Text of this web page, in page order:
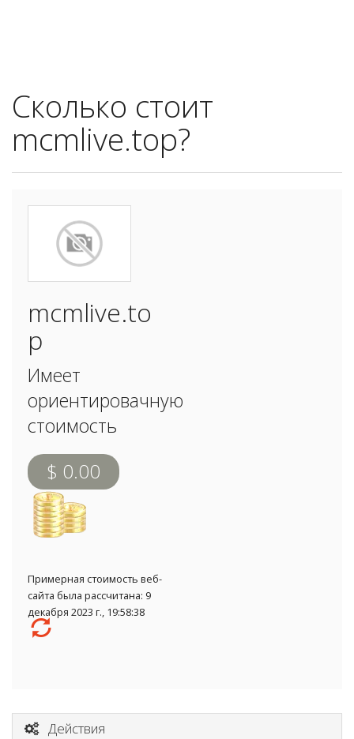
Сколько стоит
mcmlive.top?
mcmlive.to
p
Имеет
ориентировачную
стоимость
$ 0.00
Примерная стоимость веб-
сайта была рассчитана: 9
декабря 2023 г., 19:58:38
Действия